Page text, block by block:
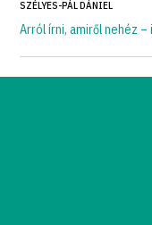
SZÉLYES-PÁL DÁNIEL
Arról írni, amiről nehéz